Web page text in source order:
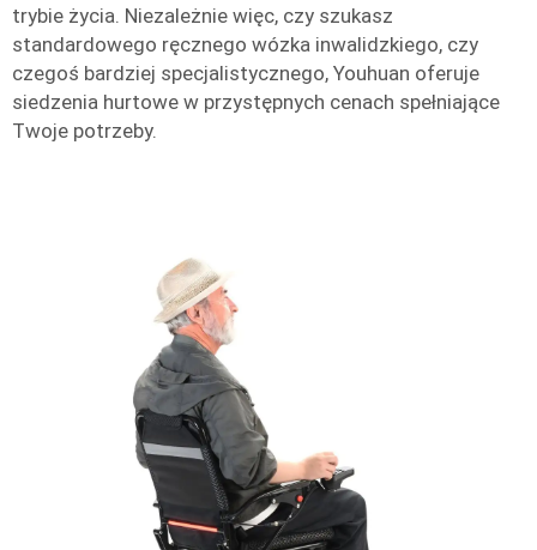
trybie życia. Niezależnie więc, czy szukasz
standardowego ręcznego wózka inwalidzkiego, czy
czegoś bardziej specjalistycznego, Youhuan oferuje
siedzenia hurtowe w przystępnych cenach spełniające
Twoje potrzeby.